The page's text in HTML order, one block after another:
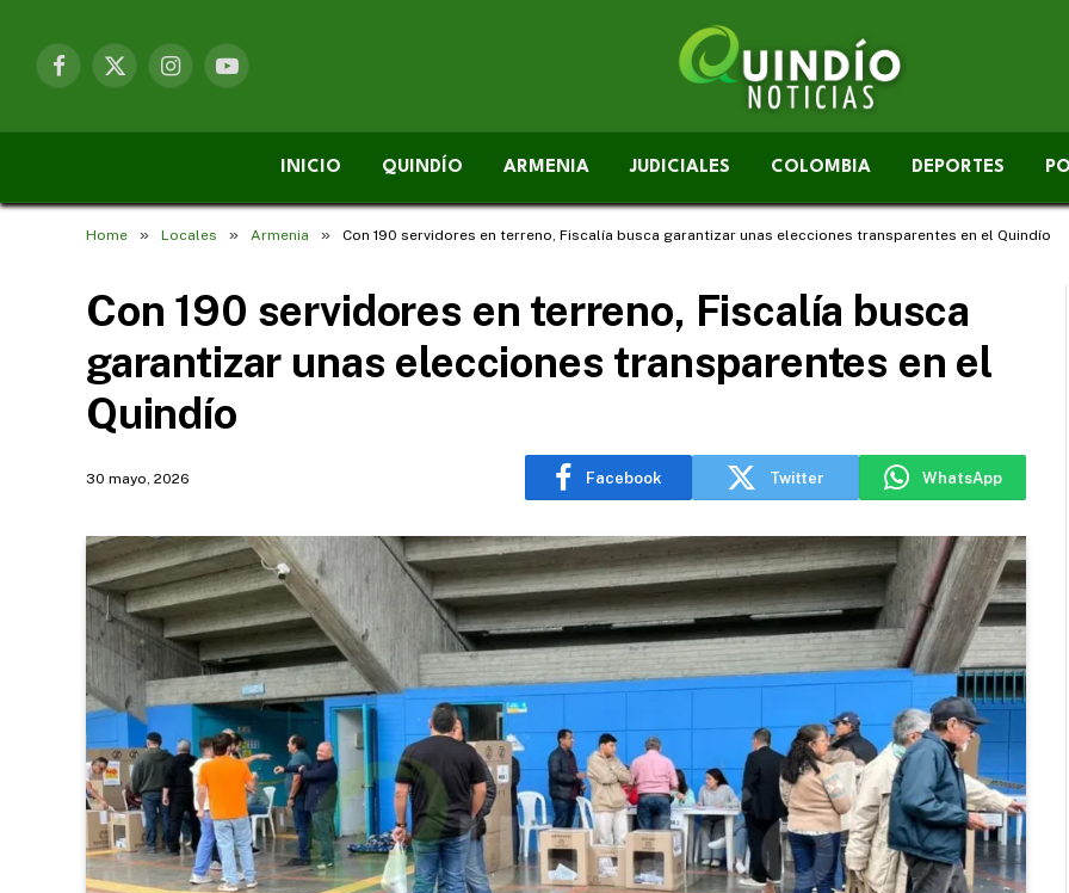
Facebook
X
InstagramYouTube
INICIO QUINDÍO ARMENIA JUDICIALES COLOMBIA DEPORTES
Home » Locales » Armenia » Con 190 servidores en terreno, Fiscalía busca garantizar unas elecciones transparentes en el Quindío
Con 190 servidores en terreno, Fiscalía busca
garantizar unas elecciones transparentes en el
Quindío
30 mayo, 2026 Facebook Twitter WhatsApp